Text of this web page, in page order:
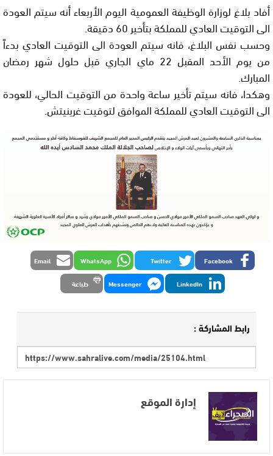
أفاد بلاغ لوزارة الوظيفة العمومية اليوم الأربعاء أنه سيتم العودة
الى التوقيت العادي للمملكة بتأخير 60 دقيقة.
وحسب نفس البلاغ، فانه سيتم العودة الى التوقيت العادي بدءاً
من يوم الأحد المقبل 22 ماي الجاري قبل حلول شهر رمضان
المبارك.
وهكدا، فانه سيتم تأخير ساعة واحدة من التوقيت الحالي، للعودة
الى التوقيت العادي للمملكة الموافق لتوقيت غرينيتش.
Facebook
Twitter
WhatsApp
Email
LinkedIn
Messenger طباعة
رابط المشاركة :
إدارة الموقع